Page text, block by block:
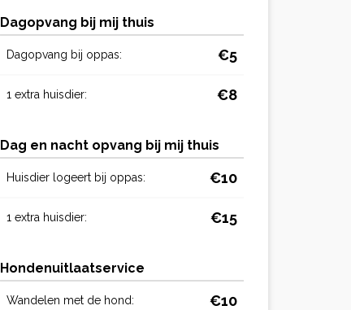
Dagopvang bij mij thuis
Dagopvang bij oppas: €5
1 extra huisdier: €8
Dag en nacht opvang bij mij thuis
Huisdier logeert bij oppas: €10
1 extra huisdier: €15
Hondenuitlaatservice
Wandelen met de hond: €10